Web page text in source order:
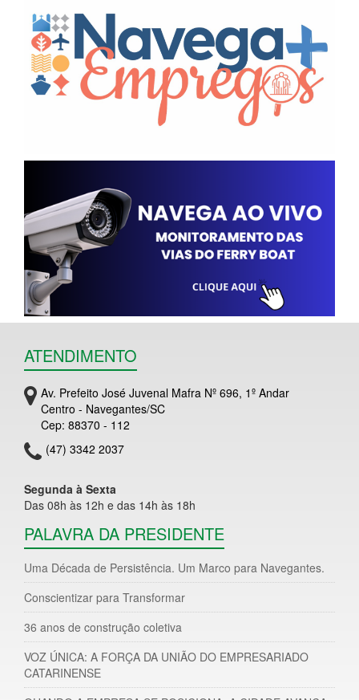
ATENDIMENTO
Av. Prefeito José Juvenal Mafra Nº 696, 1º Andar
Centro - Navegantes/SC
Cep: 88370 - 112
(47) 3342 2037
Segunda à Sexta
Das 08h às 12h e das 14h às 18h
PALAVRA DA PRESIDENTE
Uma Década de Persistência. Um Marco para Navegantes.
Conscientizar para Transformar
36 anos de construção coletiva
VOZ ÚNICA: A FORÇA DA UNIÃO DO EMPRESARIADO
CATARINENSE